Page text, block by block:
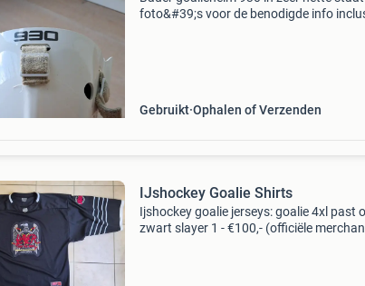
foto&#39;s voor de benodigde info
Gebruikt Ophalen of Verzenden
IJshockey Goalie Shirts
Ijshockey goalie jerseys: goalie 4xl past
zwart slayer 1 - €100,- (officiële